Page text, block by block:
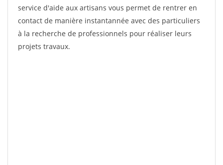
service d'aide aux artisans vous permet de rentrer en
contact de manière instantannée avec des particuliers
à la recherche de professionnels pour réaliser leurs
projets travaux.